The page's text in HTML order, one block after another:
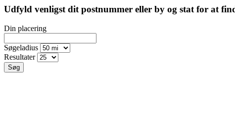
Udfyld venligst dit postnummer eller by og stat for at
Din placering
Søgeladius
Resultater